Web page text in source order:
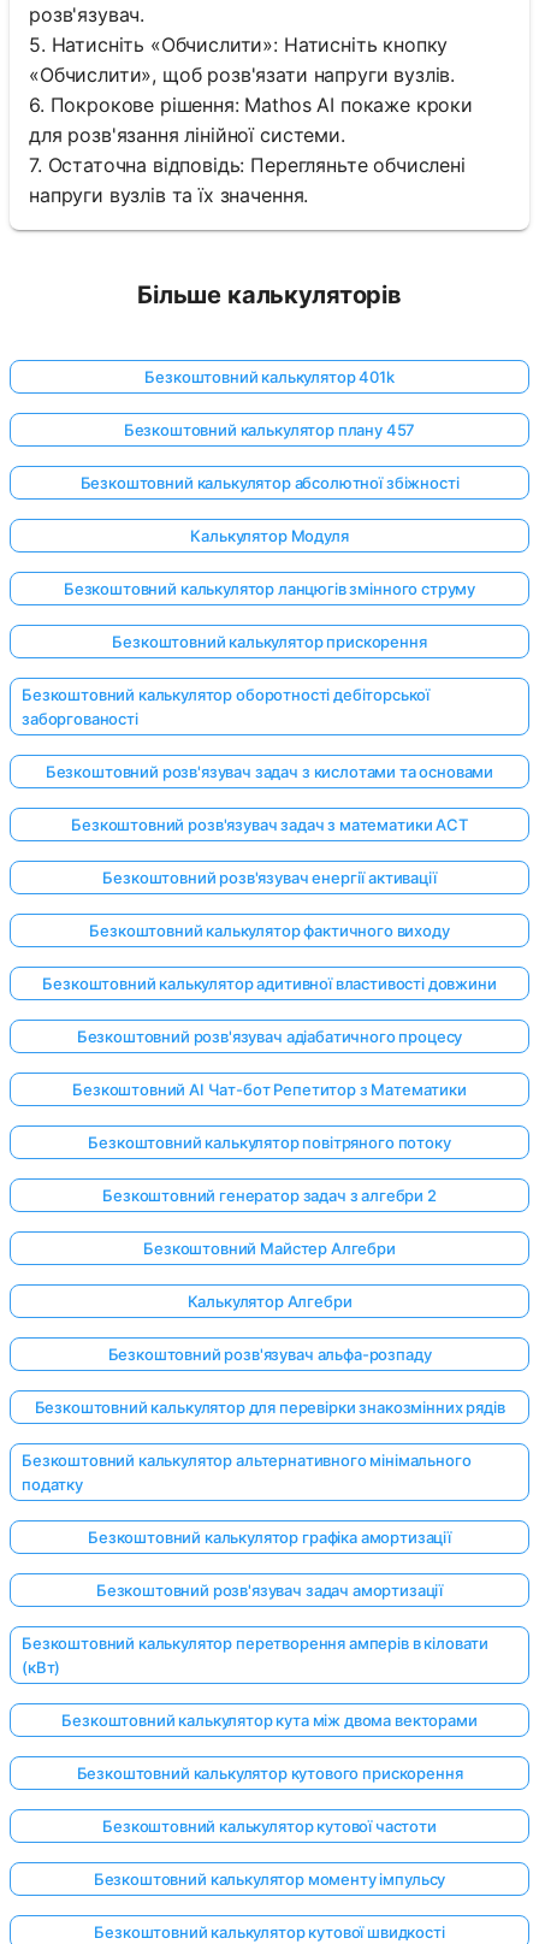
розв'язувач.
5. Натисніть «Обчислити»: Натисніть кнопку
«Обчислити», щоб розв'язати напруги вузлів.
6. Покрокове рішення: Mathos AI покаже кроки
для розв'язання лінійної системи.
7. Остаточна відповідь: Перегляньте обчислені
напруги вузлів та їх значення.
Більше калькуляторів
Безкоштовний калькулятор 401k
Безкоштовний калькулятор плану 457
Безкоштовний калькулятор абсолютної збіжності
Калькулятор Модуля
Безкоштовний калькулятор ланцюгів змінного струму
Безкоштовний калькулятор прискорення
Безкоштовний калькулятор оборотності дебіторської
заборгованості
Безкоштовний розв'язувач задач з кислотами та основами
Безкоштовний розв'язувач задач з математики ACT
Безкоштовний розв'язувач енергії активації
Безкоштовний калькулятор фактичного виходу
Безкоштовний калькулятор адитивної властивості довжини
Безкоштовний розв'язувач адіабатичного процесу
Безкоштовний AI Чат-бот Репетитор з Математики
Безкоштовний калькулятор повітряного потоку
Безкоштовний генератор задач з алгебри 2
Безкоштовний Майстер Алгебри
Калькулятор Алгебри
Безкоштовний розв'язувач альфа-розпаду
Безкоштовний калькулятор для перевірки знакозмінних рядів
Безкоштовний калькулятор альтернативного мінімального
податку
Безкоштовний калькулятор графіка амортизації
Безкоштовний розв'язувач задач амортизації
Безкоштовний калькулятор перетворення амперів в кіловати
(кВт)
Безкоштовний калькулятор кута між двома векторами
Безкоштовний калькулятор кутового прискорення
Безкоштовний калькулятор кутової частоти
Безкоштовний калькулятор моменту імпульсу
Безкоштовний калькулятор кутової швидкості